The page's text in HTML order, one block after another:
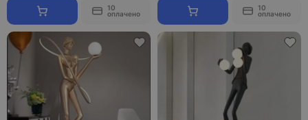
10
оплачено
10
оплачено